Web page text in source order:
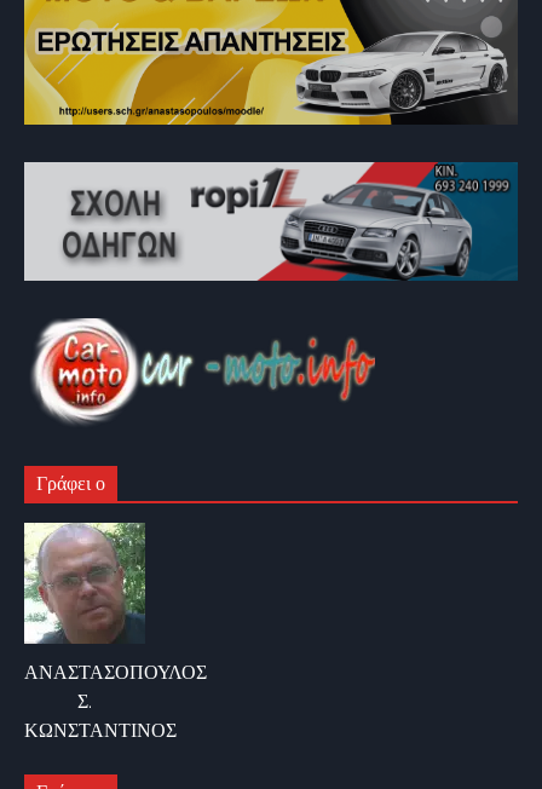
Γράφει ο
ΑΝΑΣΤΑΣΟΠΟΥΛΟΣ
Σ.
ΚΩΝΣΤΑΝΤΙΝΟΣ